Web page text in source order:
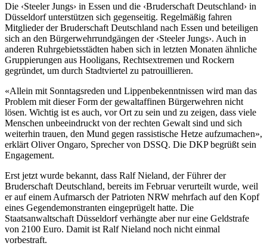
Die ‹Steeler Jungs› in Essen und die ‹Bruderschaft Deutschland› in
Düsseldorf unterstützen sich gegenseitig. Regelmäßig fahren
Mitglieder der Bruderschaft Deutschland nach Essen und beteiligen
sich an den Bürgerwehrrundgängen der ‹Steeler Jungs›. Auch in
anderen Ruhrgebietsstädten haben sich in letzten Monaten ähnliche
Gruppierungen aus Hooligans, Rechtsextremen und Rockern
gegründet, um durch Stadtviertel zu patrouillieren.
«Allein mit Sonntagsreden und Lippenbekenntnissen wird man das
Problem mit dieser Form der gewaltaffinen Bürgerwehren nicht
lösen. Wichtig ist es auch, vor Ort zu sein und zu zeigen, dass viele
Menschen unbeeindruckt von der rechten Gewalt sind und sich
weiterhin trauen, den Mund gegen rassistische Hetze aufzumachen»,
erklärt Oliver Ongaro, Sprecher von DSSQ. Die DKP begrüßt sein
Engagement.
Erst jetzt wurde bekannt, dass Ralf Nieland, der Führer der
Bruderschaft Deutschland, bereits im Februar verurteilt wurde, weil
er auf einem Aufmarsch der Patrioten NRW mehrfach auf den Kopf
eines Gegendemonstranten eingeprügelt hatte. Die
Staatsanwaltschaft Düsseldorf verhängte aber nur eine Geldstrafe
von 2100 Euro. Damit ist Ralf Nieland noch nicht einmal
vorbestraft.